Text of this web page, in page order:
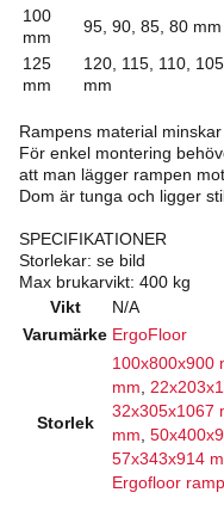
100
mm
95, 90, 85, 80 mm
125
mm
120, 115, 110, 105
mm
Rampens material
För enkel montering
att man lägger rampen
Dom är tunga och ligger
SPECIFIKATIONER
Storlekar: se bild
Max brukarvikt: 400 kg
Vikt
N/A
Varumärke ErgoFloor
Storlek
100x800x900
mm
32x305x1067
mm
57x343x914
Ergofloor